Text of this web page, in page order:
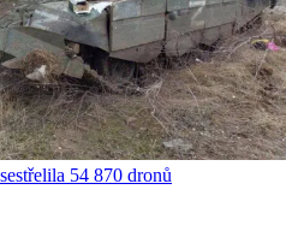
54 870 dronů